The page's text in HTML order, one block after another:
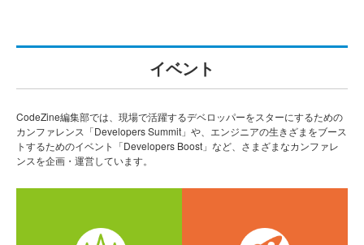
イベント
CodeZine編集部では、現場で活躍するデベロッパーをスターにするための
カンファレンス「Developers Summit」や、エンジニアの生きざまをブース
トするためのイベント「Developers Boost」など、さまざまなカンファレ
ンスを企画・運営しています。